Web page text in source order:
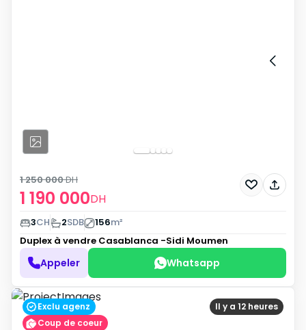
1 190 000DH
1 250 000DH
3CH 2SDB 156m²
Duplex à vendre Casablanca -Sidi Moumen
Appeler Whatsapp
Il y a 12 heures
Exclu agenz
Coup de coeur